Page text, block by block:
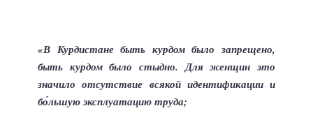
«В Курдистане быть курдом было запрещено,
быть курдом было стыдно. Для женщин это
значило отсутствие всякой идентификации и
бо́льшую эксплуатацию труда;